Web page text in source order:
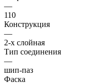
—
110
Конструкция
—
2-х слойная
Тип соединения
—
шип-паз
Фаска